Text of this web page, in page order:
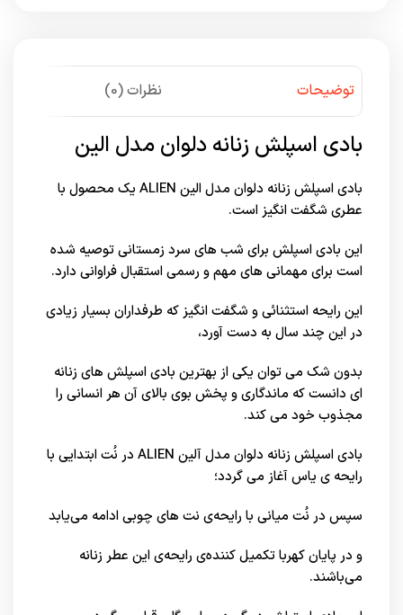
توضیحات نظرات (0)
بادی اسپلش زنانه دلوان مدل الین
بادی اسپلش زنانه دلوان مدل الین ALIEN یک محصول با
عطری شگفت انگیز است.
این بادی اسپلش برای شب های سرد زمستانی توصیه شده
است برای مهمانی های مهم و رسمی استقبال فراوانی دارد.
این رایحه استثنائی و شگفت انگیز که طرفداران بسیار زیادی
در این چند سال به دست آورد،
بدون شک می توان یکی از بهترین بادی اسپلش های زنانه
ای دانست که ماندگاری و پخش بوی بالای آن هر انسانی را
مجذوب خود می کند.
بادی اسپلش زنانه دلوان مدل آلین ALIEN در نُت ابتدایی با
رایحه ی یاس آغاز می گردد؛
سپس در نُت میانی با رایحه‌ی نت های چوبی ادامه می‌یابد
و در پایان کهربا تکمیل کننده‌ی رایحه‌ی این عطر زنانه
می‌باشند.